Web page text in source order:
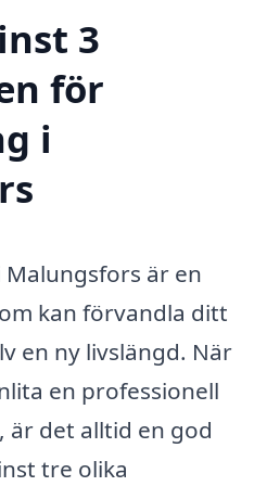
3
för
i
är en
kan förvandla ditt
en ny livslängd. När
en professionell
är det alltid en god
tre olika